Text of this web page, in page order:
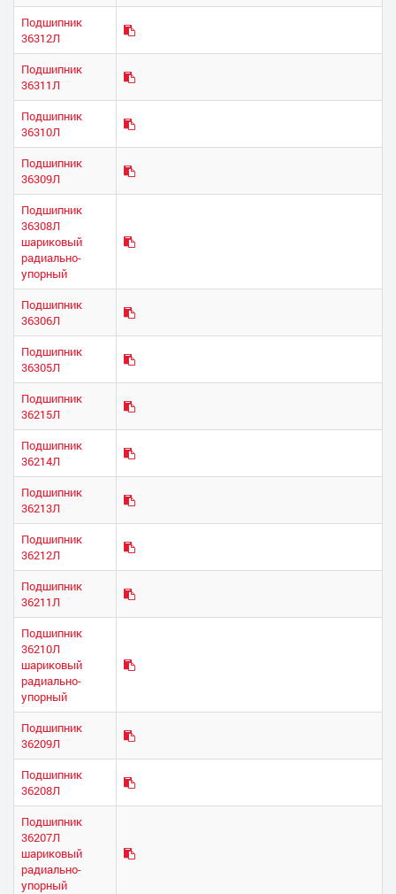
Подшипник
36312Л
Подшипник
36311Л
Подшипник
36310Л
Подшипник
36309Л
Подшипник
36308Л
шариковый
радиально-
упорный
Подшипник
36306Л
Подшипник
36305Л
Подшипник
36215Л
Подшипник
36214Л
Подшипник
36213Л
Подшипник
36212Л
Подшипник
36211Л
Подшипник
36210Л
шариковый
радиально-
упорный
Подшипник
36209Л
Подшипник
36208Л
Подшипник
36207Л
шариковый
радиально-
упорный